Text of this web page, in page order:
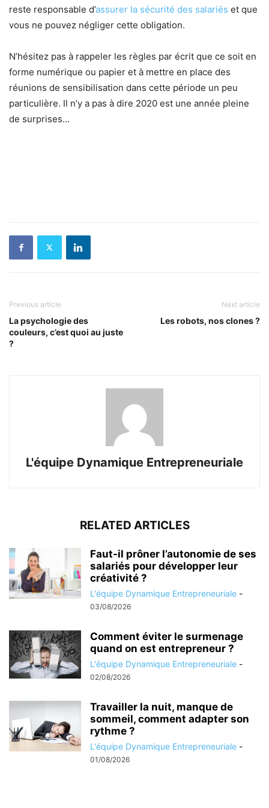
reste responsable d’assurer la sécurité des salariés et que
vous ne pouvez négliger cette obligation.
N’hésitez pas à rappeler les règles par écrit que ce soit en
forme numérique ou papier et à mettre en place des
réunions de sensibilisation dans cette période un peu
particulière. Il n’y a pas à dire 2020 est une année pleine
de surprises…
Previous article
La psychologie des
couleurs, c’est quoi au juste
?
Next article
Les robots, nos clones ?
L'équipe Dynamique Entrepreneuriale
RELATED ARTICLES
Faut-il prôner l’autonomie de ses
salariés pour développer leur
créativité ?
L'équipe Dynamique Entrepreneuriale -
03/08/2026
Comment éviter le surmenage
quand on est entrepreneur ?
L'équipe Dynamique Entrepreneuriale -
02/08/2026
Travailler la nuit, manque de
sommeil, comment adapter son
rythme ?
L'équipe Dynamique Entrepreneuriale -
01/08/2026